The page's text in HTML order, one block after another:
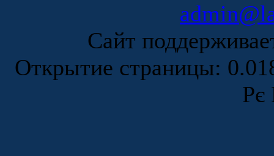
Сайт
Открытие страницы:
Рє